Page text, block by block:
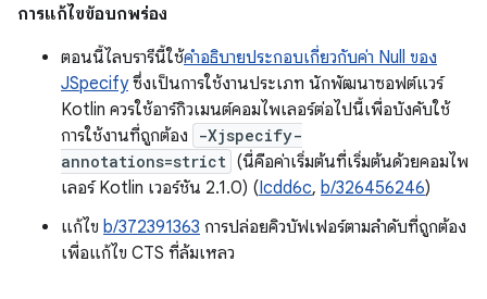
การแก้ไขข้อบกพร่อง
ตอนนี้ไลบรารีนี้ใช้คำอธิบายประกอบเกี่ยวกับค่า Null ของ
JSpecifyซึ่งเป็นการใช้งานประเภท นักพัฒนาซอฟต์แวร์
Kotlin ควรใช้อาร์กิวเมนต์คอมไพเลอร์ต่อไปนี้เพื่อบังคับใช้
การใช้งานที่ถูกต้อง
-Xjspecify-
annotations=strict (นี่คือค่าเริ่มต้นที่เริ่มต้นด้วยคอมไพ
เลอร์ Kotlin เวอร์ชัน 2.1.0) (Icdd6c, b/326456246)
แก้ไข b/372391363 การปล่อยคิวบัฟเฟอร์ตามลำดับที่ถูกต้อง
เพื่อแก้ไข CTS ที่ล้มเหลว